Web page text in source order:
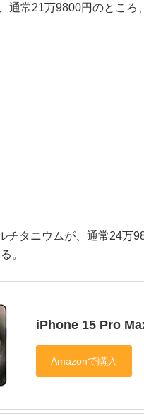
通常21万9800円のとこ
タニウムが、通常24万
。
iPhone 15 Pro